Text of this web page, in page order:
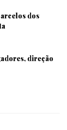
dos
direção